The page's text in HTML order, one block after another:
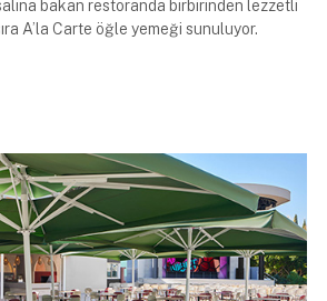
bakan restoranda birbirinden lezzetli
A’la Carte öğle yemeği sunuluyor.